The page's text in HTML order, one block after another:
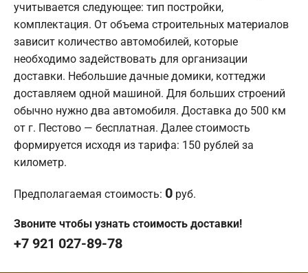
учитывается следующее: тип постройки,
комплектация. От объема строительных материалов
зависит количество автомобилей, которые
необходимо задействовать для организации
доставки. Небольшие дачные домики, коттеджи
доставляем одной машиной. Для больших строений
обычно нужно два автомобиля. Доставка до 500 км
от г. Пестово — бесплатная. Далее стоимость
формируется исходя из тарифа: 150 рублей за
километр.
Предполагаемая стоимость: 0 руб.
Звоните чтобы узнать стоимость доставки!
+7 921 027-89-78